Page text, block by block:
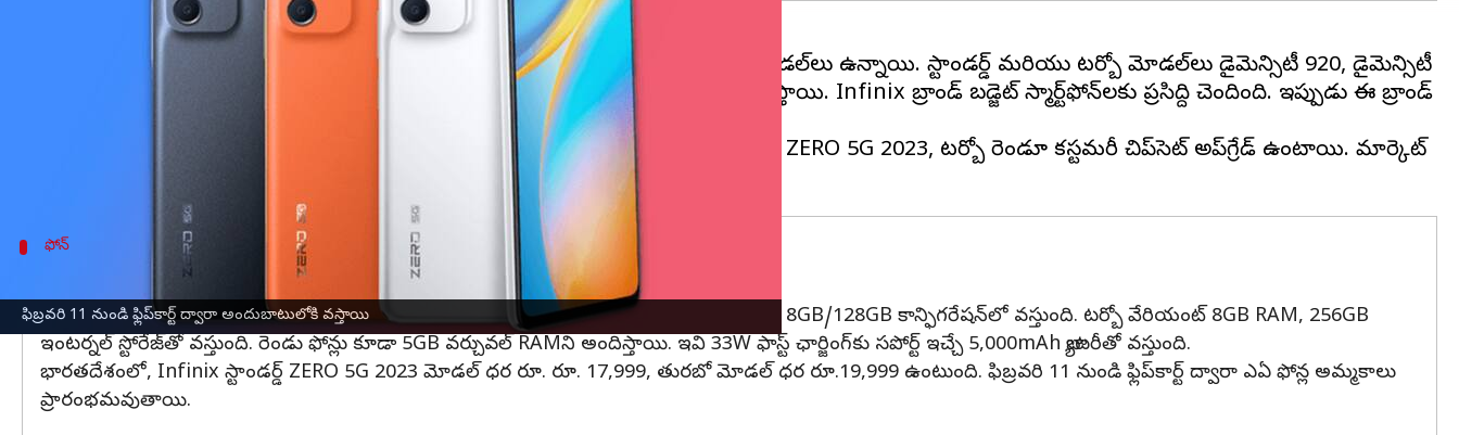
ఫిబ్రవరి 11 నుండి ఫ్లిప్‌కార్ట్ ద్వారా అందుబాటులోకి వస్తాయి
Infinix భారతదేశంలో ZERO 5G 2023 సిరీస్ ను ప్రవేశపెట్టింది, ఇందులో స్టాండర్డ్, టర్బో మోడల్‌లు ఉన్నాయి. స్టాండర్డ్ మరియు టర్బో మోడల్‌లు డైమెన్సిటీ 920, డైమెన్సిటీ
ఫ్లిప్‌కార్ట్ద్వారా అందుబాటులోకి వస్తాయి. Infinix బ్రాండ్ బడ్జెట్ స్మార్ట్‌ఫోన్‌లకు ప్రసిద్ది చెందింది. ఇప్పుడు ఈ బ్రాండ్
అయితే గత సంవత్సరం మోడల్‌లో అందుబాటులో ఉన్న టెలిఫోటో కెమెరాతో పాటు స్టాండర్డ్ ZERO 5G 2023, టర్బో రెండూ కస్టమరీ చిప్‌సెట్ అప్‌గ్రేడ్‌ ఉంటాయి. మార్కెట్
ఫోన్
Infinix బ్రాండ్ ZERO 5G 2023 సిరీస్ కోసం మార్వెల్‌తో కలిసి పనిచేసింది
Infinix బ్రాండ్ ZERO 5G 2023 సిరీస్ కోసం మార్వెల్‌తో కలిసి పనిచేసింది. స్టాండర్డ్ ZERO 5G 2023 8GB/128GB కాన్ఫిగరేషన్‌లో వస్తుంది. టర్బో వేరియంట్ 8GB RAM, 256GB
ఇంటర్నల్ స్టోరేజ్‌తో వస్తుంది. రెండు ఫోన్లు కూడా 5GB వర్చువల్ RAMని అందిస్తాయి. ఇవి 33W ఫాస్ట్ ఛార్జింగ్‌కు సపోర్ట్ ఇచ్చే 5,000mAh బ్యాటరీతో వస్తుంది.
భారతదేశంలో, Infinix స్టాండర్డ్ ZERO 5G 2023 మోడల్‌ ధర రూ. రూ. 17,999, తురబో మోడల్ ధర రూ.19,999 ఉంటుంది. ఫిబ్రవరి 11 నుండి ఫ్లిప్‌కార్ట్ ద్వారా ఎఏ ఫోన్ల అమ్మకాలు
ప్రారంభమవుతాయి.